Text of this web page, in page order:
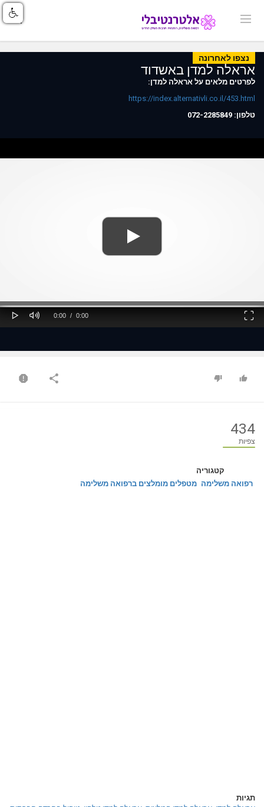
נצפו לאחרונה
אראלה למדן באשדוד
לפרטים מלאים על אראלה למדן:
https://index.alternativli.co.il/453.html
טלפון: 072-2285849
Play Mute
Current
0:00 /
Duration
0:00
Fullscreen
434
צפיות
קטגוריה
רפואה משלימה מטפלים מומלצים ברפואה משלימה
תגיות